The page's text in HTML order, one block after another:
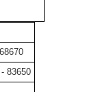
- 83650